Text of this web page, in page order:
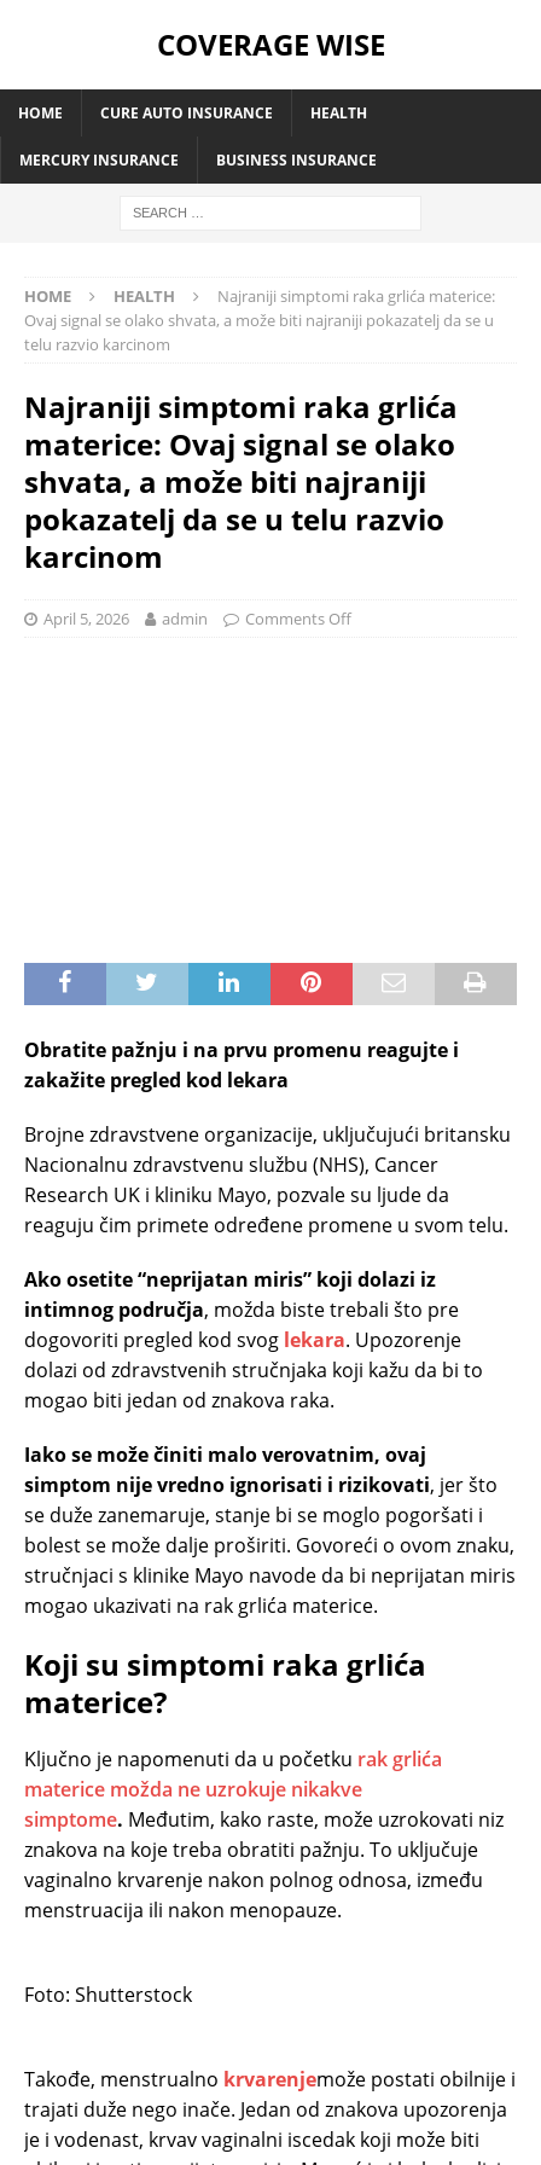
COVERAGE WISE
HOME CURE AUTO INSURANCE HEALTH
MERCURY INSURANCE BUSINESS INSURANCE
HOME HEALTH
Najraniji simptomi raka grlića materice:
Ovaj signal se olako shvata, a može biti najraniji pokazatelj da se u
telu razvio karcinom
Najraniji simptomi raka grlića
materice: Ovaj signal se olako
shvata, a može biti najraniji
pokazatelj da se u telu razvio
karcinom
April 5, 2026 admin Comments Off
Obratite pažnju i na prvu promenu reagujte i
zakažite pregled kod lekara
Brojne zdravstvene organizacije, uključujući britansku
Nacionalnu zdravstvenu službu (NHS), Cancer
Research UK i kliniku Mayo, pozvale su ljude da
reaguju čim primete određene promene u svom telu.
Ako osetite “neprijatan miris” koji dolazi iz
intimnog područja, možda biste trebali što pre
dogovoriti pregled kod svog lekara. Upozorenje
dolazi od zdravstvenih stručnjaka koji kažu da bi to
mogao biti jedan od znakova raka.
Iako se može činiti malo verovatnim, ovaj
simptom nije vredno ignorisati i rizikovati, jer što
se duže zanemaruje, stanje bi se moglo pogoršati i
bolest se može dalje proširiti. Govoreći o ovom znaku,
stručnjaci s klinike Mayo navode da bi neprijatan miris
mogao ukazivati na rak grlića materice.
Koji su simptomi raka grlića
materice?
Ključno je napomenuti da u početku rak grlića
materice možda ne uzrokuje nikakve
simptome. Međutim, kako raste, može uzrokovati niz
znakova na koje treba obratiti pažnju. To uključuje
vaginalno krvarenje nakon polnog odnosa, između
menstruacija ili nakon menopauze.
Foto: Shutterstock
Takođe, menstrualno krvarenjemože postati obilnije i
trajati duže nego inače. Jedan od znakova upozorenja
je i vodenast, krvav vaginalni iscedak koji može biti